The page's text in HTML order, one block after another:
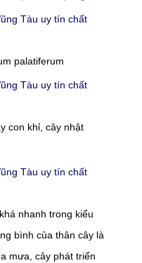
palatiferum
con khỉ, cây nhật
nhanh trong kiểu
bình của thân cây là
mưa, cây phát triển